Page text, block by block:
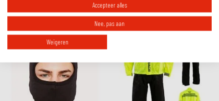
Accepteer alles
Nee, pas aan
Weigeren